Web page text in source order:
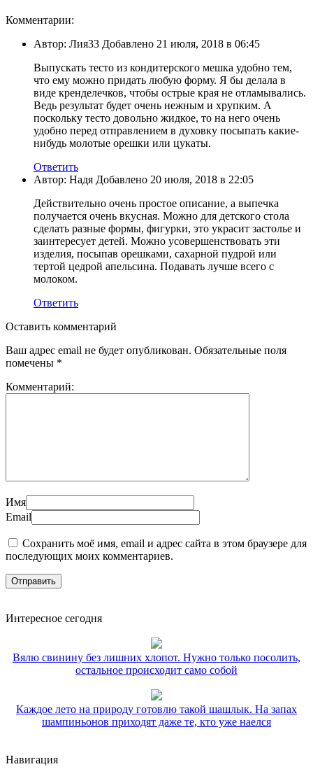
Комментарии:
Автор: Лия33 Добавлено 21 июля, 2018 в 06:45
Выпускать тесто из кондитерского мешка удобно тем,
что ему можно придать любую форму. Я бы делала в
виде кренделечков, чтобы острые края не отламывались.
Ведь результат будет очень нежным и хрупким. А
поскольку тесто довольно жидкое, то на него очень
удобно перед отправлением в духовку посыпать какие-
нибудь молотые орешки или цукаты.
Ответить
Автор: Надя Добавлено 20 июля, 2018 в 22:05
Действительно очень простое описание, а выпечка
получается очень вкусная. Можно для детского стола
сделать разные формы, фигурки, это украсит застолье и
заинтересует детей. Можно усовершенствовать эти
изделия, посыпав орешками, сахарной пудрой или
тертой цедрой апельсина. Подавать лучше всего с
молоком.
Ответить
Оставить комментарий
Ваш адрес email не будет опубликован. Обязательные поля
помечены *
Комментарий:
Имя
Email
Сохранить моё имя, email и адрес сайта в этом браузере для
последующих моих комментариев.
Интересное сегодня
Вялю свинину без лишних хлопот. Нужно только посолить,
остальное происходит само собой
Каждое лето на природу готовлю такой шашлык. На запах
шампиньонов приходят даже те, кто уже наелся
Навигация